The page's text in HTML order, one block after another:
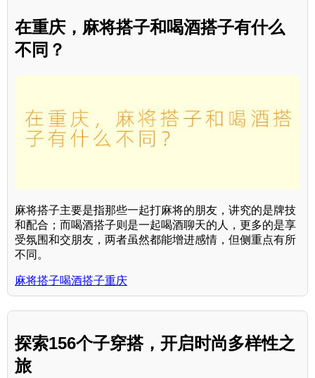
在重庆，麻将搭子和喝酒搭子有什么
不同？
麻将搭子主要是指那些一起打麻将的朋友，讲究的是牌技
和配合；而喝酒搭子则是一起喝酒聊天的人，更多的是享
受氛围和交朋友，两者虽然都能增进感情，但侧重点有所
不同。
麻将搭子喝酒搭子重庆
探索156个子穿搭，开启时尚多样性之
旅